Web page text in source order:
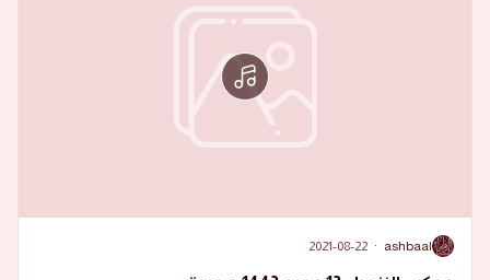
A
ashbaal
·
2021-08-22